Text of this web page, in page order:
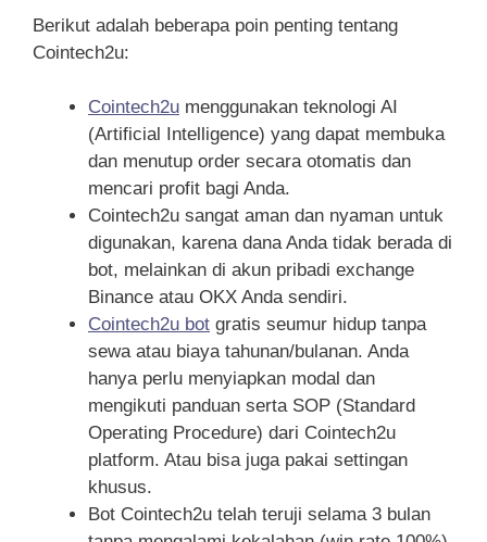
Berikut adalah beberapa poin penting tentang
Cointech2u:
Cointech2u menggunakan teknologi AI
(Artificial Intelligence) yang dapat membuka
dan menutup order secara otomatis dan
mencari profit bagi Anda.
Cointech2u sangat aman dan nyaman untuk
digunakan, karena dana Anda tidak berada di
bot, melainkan di akun pribadi exchange
Binance atau OKX Anda sendiri.
Cointech2u bot gratis seumur hidup tanpa
sewa atau biaya tahunan/bulanan. Anda
hanya perlu menyiapkan modal dan
mengikuti panduan serta SOP (Standard
Operating Procedure) dari Cointech2u
platform. Atau bisa juga pakai settingan
khusus.
Bot Cointech2u telah teruji selama 3 bulan